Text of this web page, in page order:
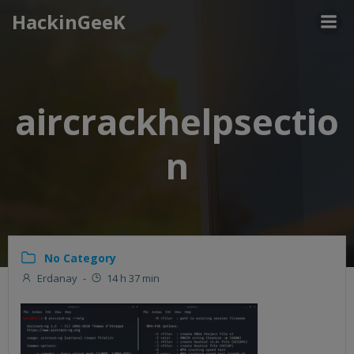
HackinGeeK
aircrackhelpsectio
n
No Category
Erdanay - 14 h 37 min